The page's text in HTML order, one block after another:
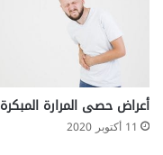
أعراض حصى المرارة المبكرة
11 أكتوبر 2020